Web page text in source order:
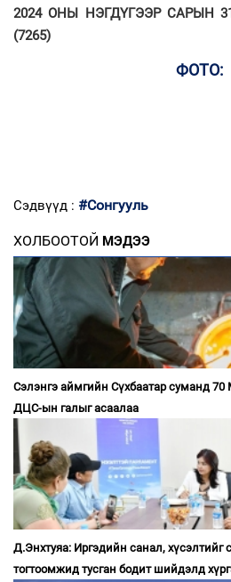
2024 ОНЫ НЭГДҮГЭЭР САРЫН
(7265)
ФОТО:
Сэдвүүд : #Сонгууль
ХОЛБООТОЙ МЭДЭЭ
Сэлэнгэ аймгийн Сүхбаатар суманд
ДЦС-ын галыг асаалаа
Д.Энхтуяа: Иргэдийн санал, хүсэлтийг
тогтоомжид тусган бодит шийдэлд